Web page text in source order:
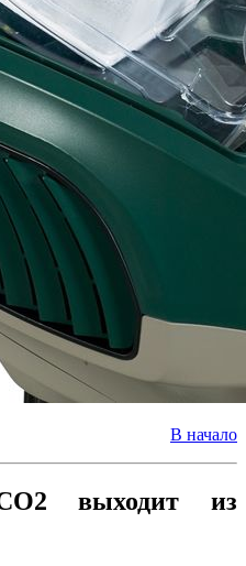
В начало
выходит из